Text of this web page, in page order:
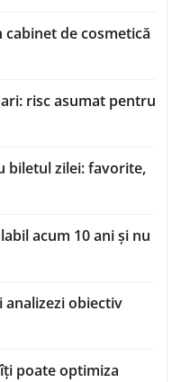
de cosmetică
risc asumat pentru
biletul zilei: favorite,
acum 10 ani și nu
analizezi obiectiv
îți poate optimiza